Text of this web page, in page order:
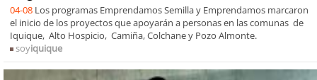
04-08 Los programas Emprendamos Semilla y Emprendamos marcaron
el inicio de los proyectos que apoyarán a personas en las comunas de
Iquique, Alto Hospicio, Camiña, Colchane y Pozo Almonte.
soyiquique